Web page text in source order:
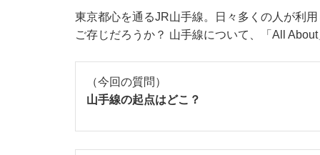
東京都心を通るJR山手線。日々多くの人が利
ご存じだろうか？ 山手線について、「All
（今回の質問）
山手線の起点はどこ？